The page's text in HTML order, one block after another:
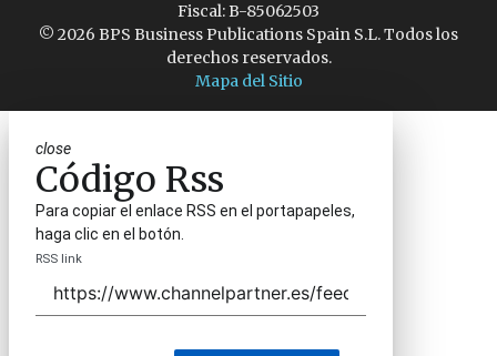
Fiscal: B-85062503
© 2026 BPS Business Publications Spain S.L. Todos los
derechos reservados.
Mapa del Sitio
close
Código Rss
Para copiar el enlace RSS en el portapapeles,
haga clic en el botón.
RSS link